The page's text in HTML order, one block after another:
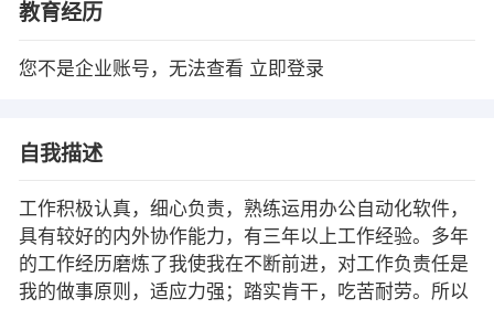
教育经历
您不是企业账号，无法查看 立即登录
自我描述
工作积极认真，细心负责，熟练运用办公自动化软件，
具有较好的内外协作能力，有三年以上工作经验。多年
的工作经历磨炼了我使我在不断前进，对工作负责任是
我的做事原则，适应力强；踏实肯干，吃苦耐劳。所以